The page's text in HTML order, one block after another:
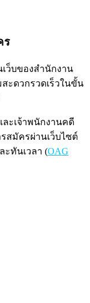
ร
ว็บของสำนักงาน
ะดวกรวดเร็วในขั้น
ะเจ้าพนักงานคดี
สมัครผ่านเว็บไซต์
ะทันเวลา (OAG